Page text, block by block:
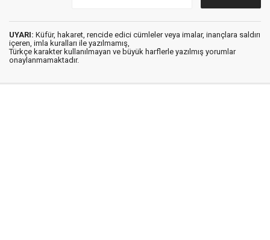
UYARI: Küfür, hakaret, rencide edici cümleler veya imalar, inançlara saldırı
içeren, imla kuralları ile yazılmamış,
Türkçe karakter kullanılmayan ve büyük harflerle yazılmış yorumlar
onaylanmamaktadır.